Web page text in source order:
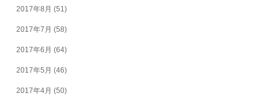
2017年8月 (51)
2017年7月 (58)
2017年6月 (64)
2017年5月 (46)
2017年4月 (50)